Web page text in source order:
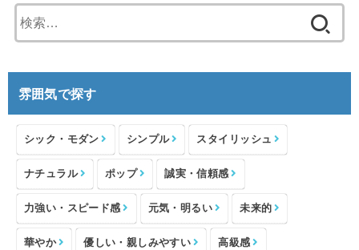
索:
雰囲気で探す
シック・モダン シンプル スタイリッシュ
ナチュラル ポップ 誠実・信頼感
力強い・スピード感 元気・明るい 未来的
華やか 優しい・親しみやすい 高級感